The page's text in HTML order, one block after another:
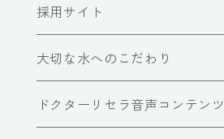
採用サイト
大切な水へのこだわり
ドクターリセラ音声コンテンツ